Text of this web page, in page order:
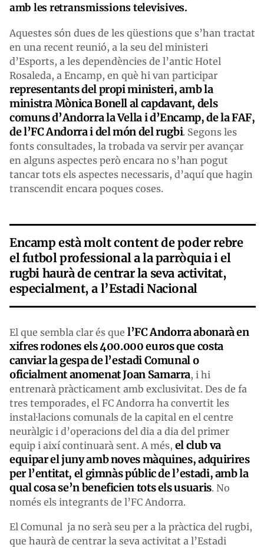
amb les retransmissions televisives.
Aquestes són dues de les qüestions que s’han tractat
en una recent reunió, a la seu del ministeri
d’Esports, a les dependències de l’antic Hotel
Rosaleda, a Encamp, en què hi van participar
representants del propi ministeri, amb la
ministra Mònica Bonell al capdavant, dels
comuns d’Andorra la Vella i d’Encamp, de la FAF,
de l’FC Andorra i del món del rugbi. Segons les
fonts consultades, la trobada va servir per avançar
en alguns aspectes però encara no s’han pogut
tancar tots els aspectes necessaris, d’aquí que hagin
transcendit encara poques coses.
Encamp està molt content de poder rebre
el futbol professional a la parròquia i el
rugbi haurà de centrar la seva activitat,
especialment, a l’Estadi Nacional
El que sembla clar és que l’FC Andorra abonarà en
xifres rodones els 400.000 euros que costa
canviar la gespa de l’estadi Comunal o
oficialment anomenat Joan Samarra, i hi
entrenarà pràcticament amb exclusivitat. Des de fa
tres temporades, el FC Andorra ha convertit les
instal·lacions comunals de la capital en el centre
neuràlgic i d’operacions del dia a dia del primer
equip i així continuarà sent. A més, el club va
equipar el juny amb noves màquines, adquirires
per l’entitat, el gimnàs públic de l’estadi, amb la
qual cosa se’n beneficien tots els usuaris. No
només els integrants de l’FC Andorra.
El Comunal ja no serà seu per a la pràctica del rugbi,
que haurà de centrar la seva activitat a l’Estadi